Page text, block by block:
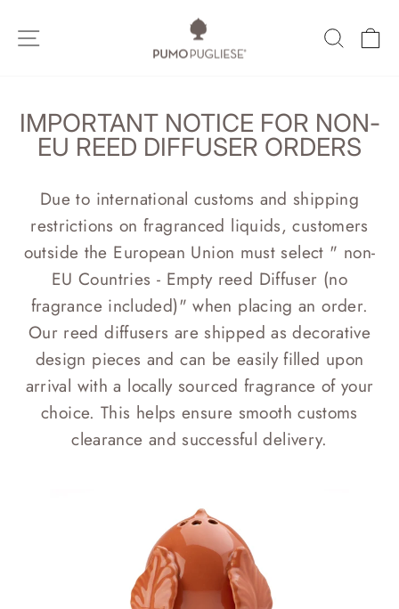
direttamenteNAVIGAZIONE DEL SITO CERCA
IMPORTANT NOTICE FOR NON-
EU REED DIFFUSER ORDERS
Due to international customs and shipping
restrictions on fragranced liquids, customers
outside the European Union must select " non-
EU Countries - Empty reed Diffuser (no
fragrance included)" when placing an order.
Our reed diffusers are shipped as decorative
design pieces and can be easily filled upon
arrival with a locally sourced fragrance of your
choice. This helps ensure smooth customs
clearance and successful delivery.